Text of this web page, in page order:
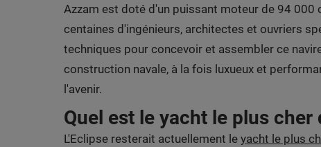
Azzam est doté d'un puissant moteur de 94 000
centaines d'ingénieurs, architectes et ouvriers
techniques pour concevoir et assembler ce
construction navale, à la fois luxueux et
l'avenir.
Quel est le yacht le plus cher
L'Eclipse resterait actuellement le yacht le plus